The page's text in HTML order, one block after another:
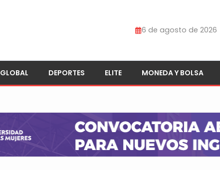
6 de agosto de 2026
GLOBAL DEPORTES ELITE MONEDA Y BOLSA